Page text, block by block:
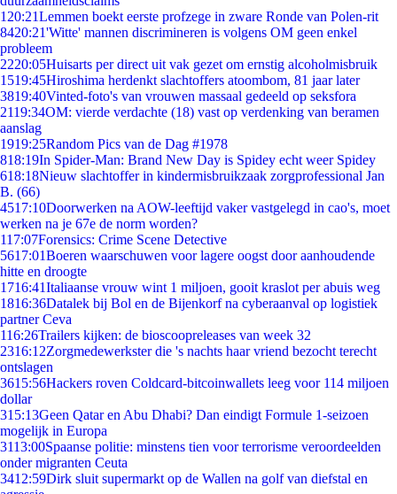
1 20:21Lemmen boekt eerste profzege in zware Ronde van Polen-rit
8420:21'Witte' mannen discrimineren is volgens OM geen enkel
probleem
2220:05Huisarts per direct uit vak gezet om ernstig alcoholmisbruik
1519:45Hiroshima herdenkt slachtoffers atoombom, 81 jaar later
3819:40Vinted-foto's van vrouwen massaal gedeeld op seksfora
2119:34OM: vierde verdachte (18) vast op verdenking van beramen
aanslag
1919:25Random Pics van de Dag #1978
818:19In Spider-Man: Brand New Day is Spidey echt weer Spidey
618:18Nieuw slachtoffer in kindermisbruikzaak zorgprofessional Jan
B. (66)
4517:10Doorwerken na AOW-leeftijd vaker vastgelegd in cao's, moet
werken na je 67e de norm worden?
117:07Forensics: Crime Scene Detective
5617:01Boeren waarschuwen voor lagere oogst door aanhoudende
hitte en droogte
1716:41Italiaanse vrouw wint 1 miljoen, gooit kraslot per abuis weg
1816:36Datalek bij Bol en de Bijenkorf na cyberaanval op logistiek
partner Ceva
116:26Trailers kijken: de bioscoopreleases van week 32
2316:12Zorgmedewerkster die 's nachts haar vriend bezocht terecht
ontslagen
3615:56Hackers roven Coldcard-bitcoinwallets leeg voor 114 miljoen
dollar
315:13Geen Qatar en Abu Dhabi? Dan eindigt Formule 1-seizoen
mogelijk in Europa
3113:00Spaanse politie: minstens tien voor terrorisme veroordeelden
onder migranten Ceuta
3412:59Dirk sluit supermarkt op de Wallen na golf van diefstal en